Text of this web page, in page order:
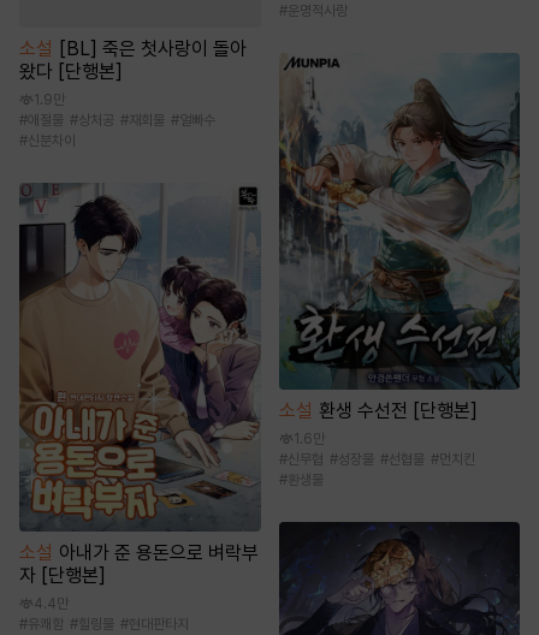
소설
[BL] 죽은 첫사랑이 돌아
왔다 [단행본]
1.9만
#애절물 #상처공 # 재회물 #얼빠수
#신분차이
소설 아내가 준 용돈으로 벼락부
자 [단행본]
4.4만
#유쾌함 # 힐링물 #현대판타지
#운명적사랑
소설 환생 수선전 [단행본]
1.6만
#신무협 #성장물 #선협물 #먼치킨
#환생물